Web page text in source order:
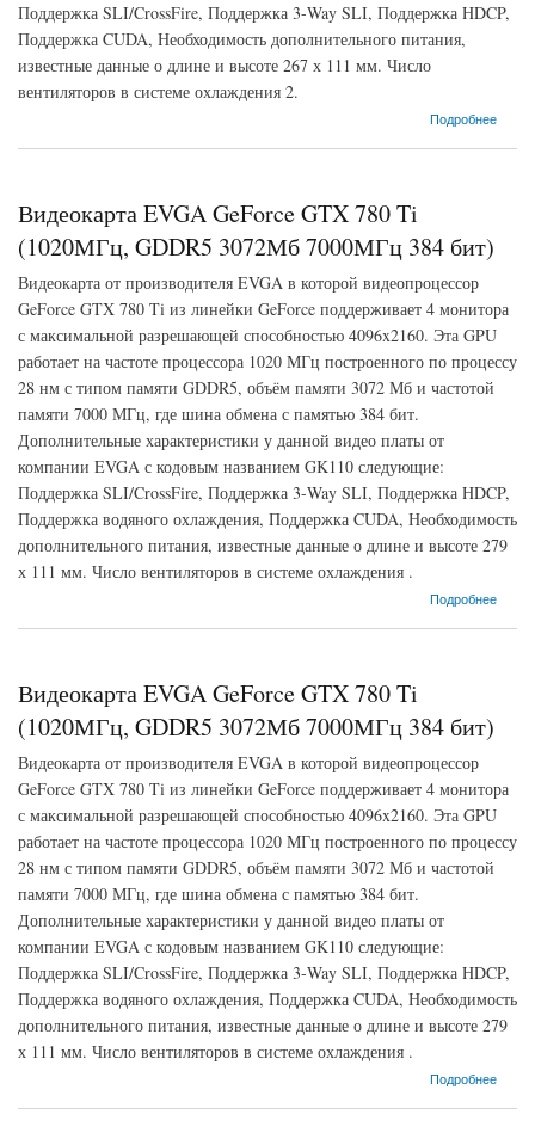
Поддержка SLI/CrossFire, Поддержка 3-Way SLI, Поддержка HDCP,
Поддержка CUDA, Необходимость дополнительного питания,
известные данные о длине и высоте 267 х 111 мм. Число
вентиляторов в системе охлаждения 2.
Подробнее
о Видеокарта EVGA GeForce GTX 780 Ti (1006МГц, GDDR5 3072Мб 7000МГц 384 бит)
Видеокарта EVGA GeForce GTX 780 Ti
(1020МГц, GDDR5 3072Мб 7000МГц 384 бит)
Видеокарта от производителя EVGA в которой видеопроцессор
GeForce GTX 780 Ti из линейки GeForce поддерживает 4 монитора
с максимальной разрешающей способностью 4096x2160. Эта GPU
работает на частоте процессора 1020 МГц построенного по процессу
28 нм с типом памяти GDDR5, объём памяти 3072 Мб и частотой
памяти 7000 МГц, где шина обмена с памятью 384 бит.
Дополнительные характеристики у данной видео платы от
компании EVGA с кодовым названием GK110 следующие:
Поддержка SLI/CrossFire, Поддержка 3-Way SLI, Поддержка HDCP,
Поддержка водяного охлаждения, Поддержка CUDA, Необходимость
дополнительного питания, известные данные о длине и высоте 279
х 111 мм. Число вентиляторов в системе охлаждения .
Подробнее
о Видеокарта EVGA GeForce GTX 780 Ti (1020МГц, GDDR5 3072Мб 7000МГц 384 бит)
Видеокарта EVGA GeForce GTX 780 Ti
(1020МГц, GDDR5 3072Мб 7000МГц 384 бит)
Видеокарта от производителя EVGA в которой видеопроцессор
GeForce GTX 780 Ti из линейки GeForce поддерживает 4 монитора
с максимальной разрешающей способностью 4096x2160. Эта GPU
работает на частоте процессора 1020 МГц построенного по процессу
28 нм с типом памяти GDDR5, объём памяти 3072 Мб и частотой
памяти 7000 МГц, где шина обмена с памятью 384 бит.
Дополнительные характеристики у данной видео платы от
компании EVGA с кодовым названием GK110 следующие:
Поддержка SLI/CrossFire, Поддержка 3-Way SLI, Поддержка HDCP,
Поддержка водяного охлаждения, Поддержка CUDA, Необходимость
дополнительного питания, известные данные о длине и высоте 279
х 111 мм. Число вентиляторов в системе охлаждения .
Подробнее
о Видеокарта EVGA GeForce GTX 780 Ti (1020МГц, GDDR5 3072Мб 7000МГц 384 бит)